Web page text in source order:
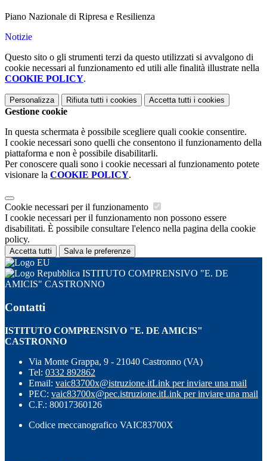
Piano Nazionale di Ripresa e Resilienza
Notizie
Questo sito o gli strumenti terzi da questo utilizzati si avvalgono di
cookie necessari al funzionamento ed utili alle finalità illustrate nella
COOKIE POLICY.
Personalizza Rifiuta tutti i cookies Accetta tutti i cookies
Gestione cookie
In questa schermata è possibile scegliere quali cookie consentire.
I cookie necessari sono quelli che consentono il funzionamento della
piattaforma e non è possibile disabilitarli.
Per conoscere quali sono i cookie necessari al funzionamento potete
visionare la COOKIE POLICY.
Cookie necessari per il funzionamento
I cookie necessari per il funzionamento non possono essere
disabilitati. È possibile consultare l'elenco nella pagina della cookie
policy.
Accetta tutti Salva le preferenze
ISTITUTO COMPRENSIVO "E. DE
AMICIS" CASTRONNO
Contatti
ISTITUTO COMPRENSIVO "E. DE AMICIS"
CASTRONNO
Via Monte Grappa, 9 - 21040 Castronno (VA)
Tel: 0332 892862
Email: vaic83700x@istruzione.itLink per inviare una mail
PEC: vaic83700x@pec.istruzione.itLink per inviare una mail
C.F.: 80017360126
Codice meccanografico VAIC83700X